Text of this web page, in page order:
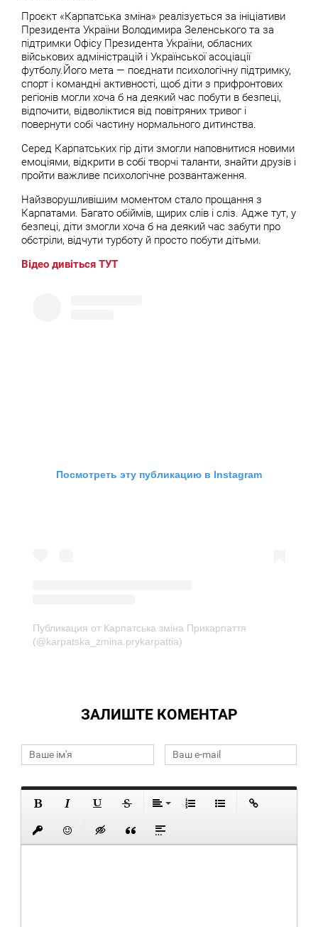
Проєкт «Карпатська зміна» реалізується за ініціативи
Президента України Володимира Зеленського та за
підтримки Офісу Президента України, обласних
військових адміністрацій і Української асоціації
футболу.Його мета — поєднати психологічну підтримку,
спорт і командні активності, щоб діти з прифронтових
регіонів могли хоча б на деякий час побути в безпеці,
відпочити, відволіктися від повітряних тривог і
повернути собі частину нормального дитинства.
Серед Карпатських гір діти змогли наповнитися новими
емоціями, відкрити в собі творчі таланти, знайти друзів і
пройти важливе психологічне розвантаження.
Найзворушливішим моментом стало прощання з
Карпатами. Багато обіймів, щирих слів і сліз. Адже тут, у
безпеці, діти змогли хоча б на деякий час забути про
обстріли, відчути турботу й просто побути дітьми.
Відео дивіться ТУТ
Посмотреть эту публикацию в Instagram
Публикация от Карпатська зміна Прикарпаття
(@karpatska_zmina.prykarpattia)
ЗАЛИШТЕ КОМЕНТАР